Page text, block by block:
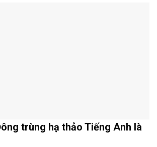
trùng hạ thảo Tiếng Anh là